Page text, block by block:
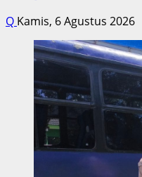
Q Kamis, 6 Agustus 2026